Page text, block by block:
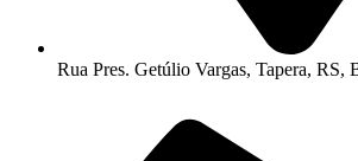
Rua Pres. Getúlio Vargas, Tapera, RS,